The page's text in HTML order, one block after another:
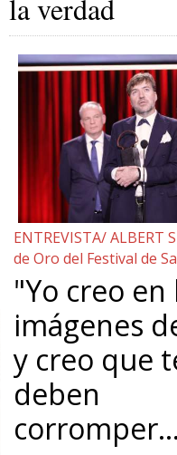
la verdad
ENTREVISTA/ ALBERT
de Oro del Festival de
"Yo creo en
imágenes
y creo que
deben